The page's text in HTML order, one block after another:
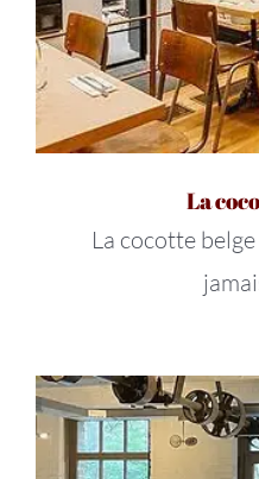
La
La cocotte belge